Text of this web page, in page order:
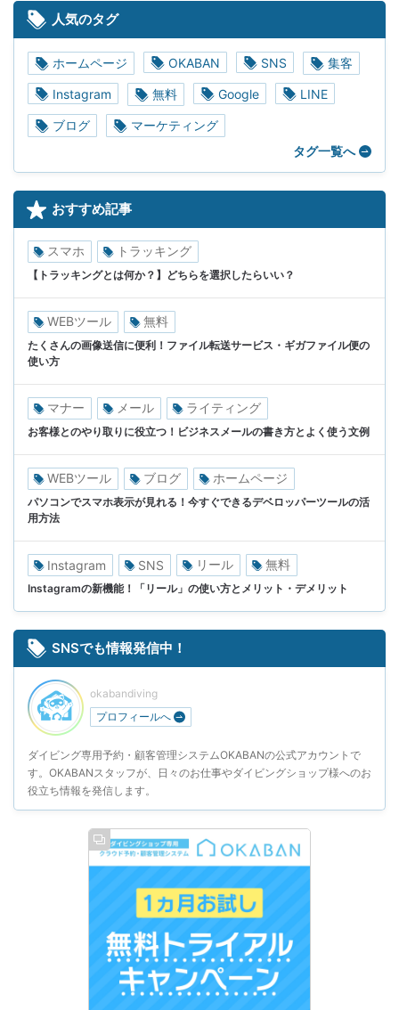
人気のタグ
ホームページ OKABAN SNS 集客
Instagram 無料 Google LINE
ブログ
マーケティング
タグ一覧へ
おすすめ記事
スマホ トラッキング
【トラッキングとは何か？】どちらを選択したらいい？
WEBツール 無料
たくさんの画像送信に便利！ファイル転送サービス・ギガファイル便の
使い方
マナー メール ライティング
お客様とのやり取りに役立つ！ビジネスメールの書き方とよく使う文例
WEBツール ブログ ホームページ
パソコンでスマホ表示が見れる！今すぐできるデベロッパーツールの活
用方法
Instagram SNS リール 無料
Instagramの新機能！「リール」の使い方とメリット・デメリット
SNSでも情報発信中！
okabandiving
プロフィールへ
ダイビング専用予約・顧客管理システムOKABANの公式アカウントで
す。OKABANスタッフが、日々のお仕事やダイビングショップ様へのお
役立ち情報を発信します。